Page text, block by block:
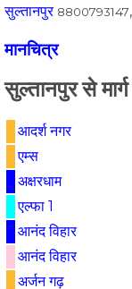
सुल्तानपुर 8800793147,
मानचित्र
सुल्तानपुर से
आदर्श नगर
एम्स
अक्षरधाम
एल्फा 1
आनंद विहार
आनंद विहार
अर्जन गढ़